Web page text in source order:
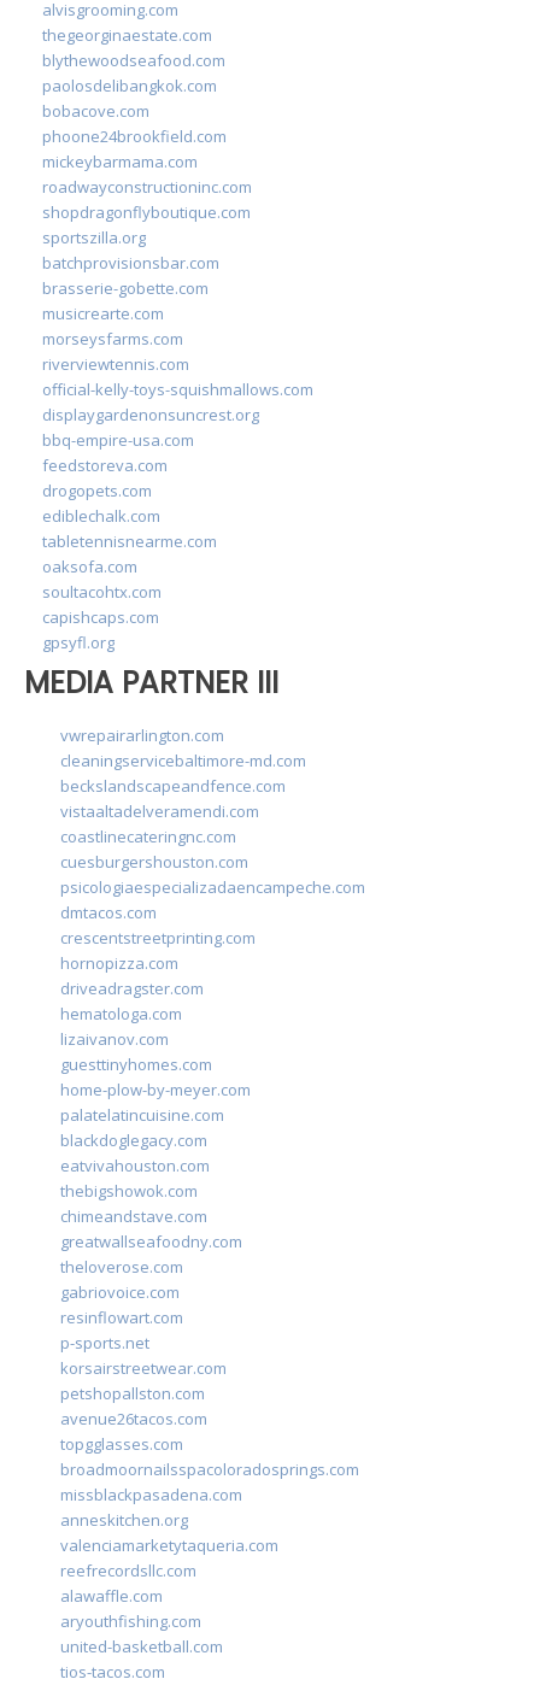
alvisgrooming.com
thegeorginaestate.com
blythewoodseafood.com
paolosdelibangkok.com
bobacove.com
phoone24brookfield.com
mickeybarmama.com
roadwayconstructioninc.com
shopdragonflyboutique.com
sportszilla.org
batchprovisionsbar.com
brasserie-gobette.com
musicrearte.com
morseysfarms.com
riverviewtennis.com
official-kelly-toys-squishmallows.com
displaygardenonsuncrest.org
bbq-empire-usa.com
feedstoreva.com
drogopets.com
ediblechalk.com
tabletennisnearme.com
oaksofa.com
soultacohtx.com
capishcaps.com
gpsyfl.org
MEDIA PARTNER III
vwrepairarlington.com
cleaningservicebaltimore-md.com
beckslandscapeandfence.com
vistaaltadelveramendi.com
coastlinecateringnc.com
cuesburgershouston.com
psicologiaespecializadaencampeche.com
dmtacos.com
crescentstreetprinting.com
hornopizza.com
driveadragster.com
hematologa.com
lizaivanov.com
guesttinyhomes.com
home-plow-by-meyer.com
palatelatincuisine.com
blackdoglegacy.com
eatvivahouston.com
thebigshowok.com
chimeandstave.com
greatwallseafoodny.com
theloverose.com
gabriovoice.com
resinflowart.com
p-sports.net
korsairstreetwear.com
petshopallston.com
avenue26tacos.com
topgglasses.com
broadmoornailsspacoloradosprings.com
missblackpasadena.com
anneskitchen.org
valenciamarketytaqueria.com
reefrecordsllc.com
alawaffle.com
aryouthfishing.com
united-basketball.com
tios-tacos.com